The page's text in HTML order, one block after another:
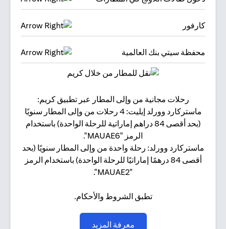
كارفور
محفظة سيتي بنك العالمية
رحلات مجانية من وإلى المطار عبر تطبيق كريم:
ماستركارد وورلد إيليت: 4 رحلات من وإلى المطار سنويًا
(بحد أقصى 84 دراهم إماراتية للرحلة الواحدة) باستخدام
الرمز "MAUAE6".
ماستركارد وورلد: رحلة واحدة من وإلى المطار سنويًا (بحد
أقصى 84 درهمًا إماراتيًا للرحلة الواحدة) باستخدام الرمز
"MAUAE2".
تطبق الشروط والأحكام.
معرفة المزيد